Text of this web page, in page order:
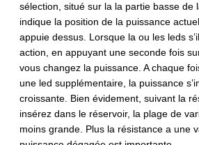
sélection, situé sur la la partie basse de
indique la position de la puissance
appuie dessus. Lorsque la ou les leds
action, en appuyant une seconde fois
vous changez la puissance. A chaque
une led supplémentaire, la puissance
croissante. Bien évidement, suivant la
insérez dans le réservoir, la plage de
moins grande. Plus la résistance a une